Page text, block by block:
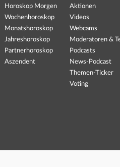
Horoskop Morgen
Wochenhoroskop
Monatshoroskop
Jahreshoroskop
Partnerhoroskop
Aszendent
Aktionen
Videos
Webcams
Moderatoren &
Podcasts
News-Podcast
Themen-Ticker
Voting